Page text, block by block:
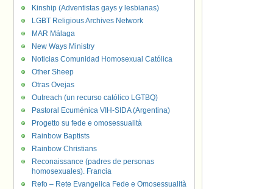
Kinship (Adventistas gays y lesbianas)
LGBT Religious Archives Network
MAR Málaga
New Ways Ministry
Noticias Comunidad Homosexual Católica
Other Sheep
Otras Ovejas
Outreach (un recurso católico LGTBQ)
Pastoral Ecuménica VIH-SIDA (Argentina)
Progetto su fede e omosessualità
Rainbow Baptists
Rainbow Christians
Reconaissance (padres de personas
homosexuales). Francia
Refo – Rete Evangelica Fede e Omosessualità